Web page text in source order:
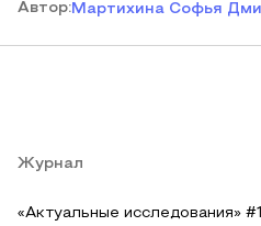
Автор:Мартихина Софья
Журнал
«Актуальные исследования»